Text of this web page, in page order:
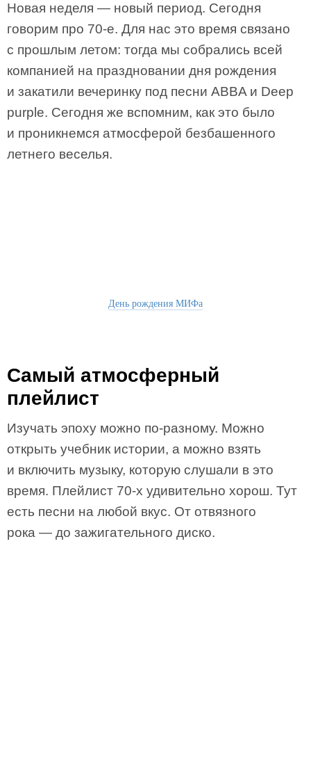
Новая неделя — новый период. Сегодня
говорим про 70-е. Для нас это время связано
с прошлым летом: тогда мы собрались всей
компанией на праздновании дня рождения
и закатили вечеринку под песни ABBA и Deep
purple. Сегодня же вспомним, как это было
и проникнемся атмосферой безбашенного
летнего веселья.
День рождения МИФа
Самый атмосферный
плейлист
Изучать эпоху можно по-разному. Можно
открыть учебник истории, а можно взять
и включить музыку, которую слушали в это
время. Плейлист 70-х удивительно хорош. Тут
есть песни на любой вкус. От отвязного
рока — до зажигательного диско.